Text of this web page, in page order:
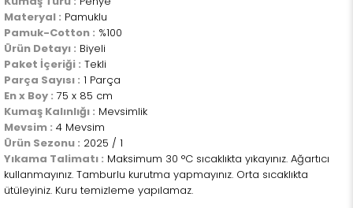
Materyal : Pamuklu
Pamuk-Cotton : %100
Ürün Detayı : Biyeli
Paket İçeriği : Tekli
Parça Sayısı : 1 Parça
En x Boy : 75 x 85 cm
Kumaş Kalınlığı : Mevsimlik
Mevsim : 4 Mevsim
Ürün Sezonu : 2025 / 1
Yıkama Talimatı : Maksimum 30 °C sıcaklıkta yıkayınız. Ağartıcı
kullanmayınız. Tamburlu kurutma yapmayınız. Orta sıcaklıkta
ütüleyiniz. Kuru temizleme yapılamaz.